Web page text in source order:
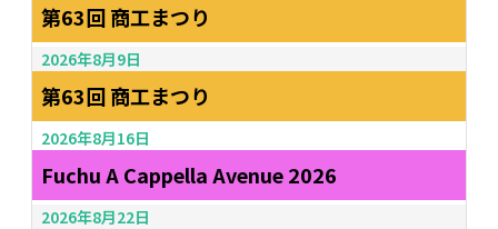
第63回 商工まつり
2026年8月9日
第63回 商工まつり
2026年8月16日
Fuchu A Cappella Avenue 2026
2026年8月22日